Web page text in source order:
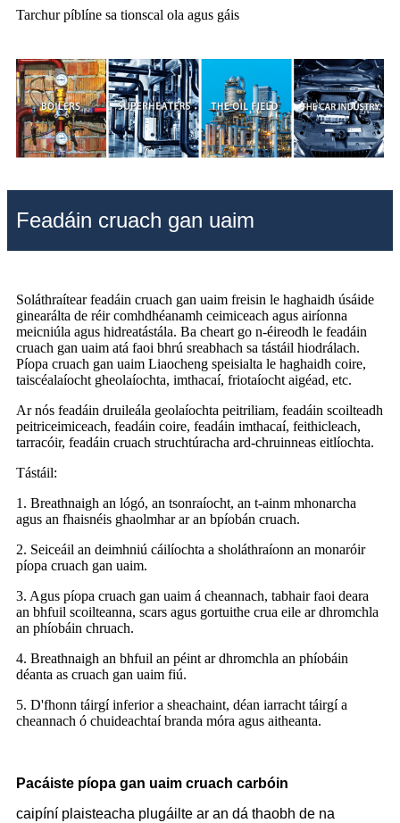
Tarchur píblíne sa tionscal ola agus gáis
Feadáin cruach gan uaim
Soláthraítear feadáin cruach gan uaim freisin le haghaidh úsáide
ginearálta de réir comhdhéanamh ceimiceach agus airíonna
meicniúla agus hidreatástála. Ba cheart go n-éireodh le feadáin
cruach gan uaim atá faoi bhrú sreabhach sa tástáil hiodrálach.
Píopa cruach gan uaim Liaocheng speisialta le haghaidh coire,
taiscéalaíocht gheolaíochta, imthacaí, friotaíocht aigéad, etc.
Ar nós feadáin druileála geolaíochta peitriliam, feadáin scoilteadh
peitriceimiceach, feadáin coire, feadáin imthacaí, feithicleach,
tarracóir, feadáin cruach struchtúracha ard-chruinneas eitlíochta.
Tástáil:
1. Breathnaigh an lógó, an tsonraíocht, an t-ainm mhonarcha
agus an fhaisnéis ghaolmhar ar an bpíobán cruach.
2. Seiceáil an deimhniú cáilíochta a sholáthraíonn an monaróir
píopa cruach gan uaim.
3. Agus píopa cruach gan uaim á cheannach, tabhair faoi deara
an bhfuil scoilteanna, scars agus gortuithe crua eile ar dhromchla
an phíobáin chruach.
4. Breathnaigh an bhfuil an péint ar dhromchla an phíobáin
déanta as cruach gan uaim fiú.
5. D'fhonn táirgí inferior a sheachaint, déan iarracht táirgí a
cheannach ó chuideachtaí branda móra agus aitheanta.
Pacáiste píopa gan uaim cruach carbóin
caipíní plaisteacha plugáilte ar an dá thaobh de na